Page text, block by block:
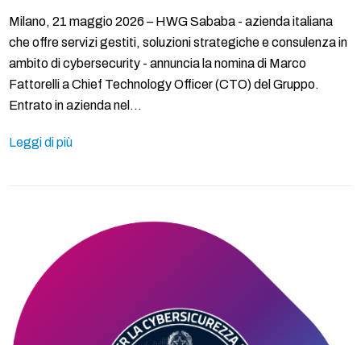
Milano, 21 maggio 2026 – HWG Sababa - azienda italiana
che offre servizi gestiti, soluzioni strategiche e consulenza in
ambito di cybersecurity - annuncia la nomina di Marco
Fattorelli a Chief Technology Officer (CTO) del Gruppo.
Entrato in azienda nel…
Leggi di più